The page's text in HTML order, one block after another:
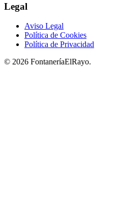
Legal
Aviso Legal
Política de Cookies
Política de Privacidad
© 2026 FontaneríaElRayo.